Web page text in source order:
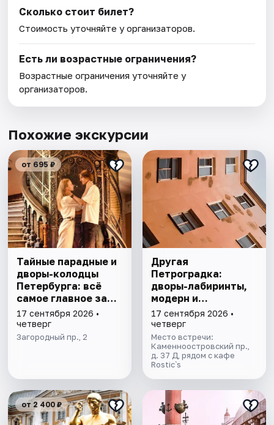
Сколько стоит билет?
Стоимость уточняйте у организаторов.
Есть ли возрастные ограничения?
Возрастные ограничения уточняйте у
организаторов.
Похожие экскурсии
от 695 ₽
Тайные парадные и
дворы-колодцы
Петербурга: всё
самое главное за
1,5 часа
17 сентября 2026 •
четверг
Загородный пр., 2
Другая
Петроградка:
дворы-лабиринты,
модерн и
киноистории в мини
группе
17 сентября 2026 •
четверг
Место встречи:
Каменноостровский пр.,
д. 37 Д, рядом с кафе
Rostic`s
от 2 400 ₽